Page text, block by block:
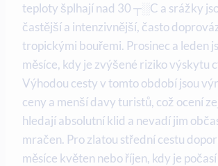
teploty šplhají nad 30 ┬░C a srážky
častější a intenzivnější, často
tropickými bouřemi. Prosinec a leden
měsíce, kdy je zvýšené riziko výskytu
Výhodou cesty v tomto období jsou
ceny a menší davy turistů, což ocení
hledají absolutní klid a nevadí jim
mračen. Pro zlatou střední cestu
měsíce květen nebo říjen, kdy je